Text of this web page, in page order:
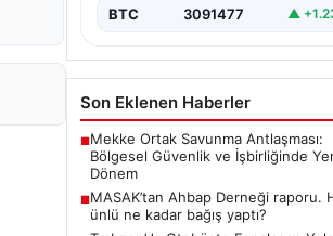
BTC 3091477 ▲
Son Eklenen Haberler
■Mekke Ortak Savunma Antlaşması:
Bölgesel Güvenlik ve İşbirliğinde
Dönem
■MASAK’tan Ahbap Derneği raporu.
ünlü ne kadar bağış yaptı?